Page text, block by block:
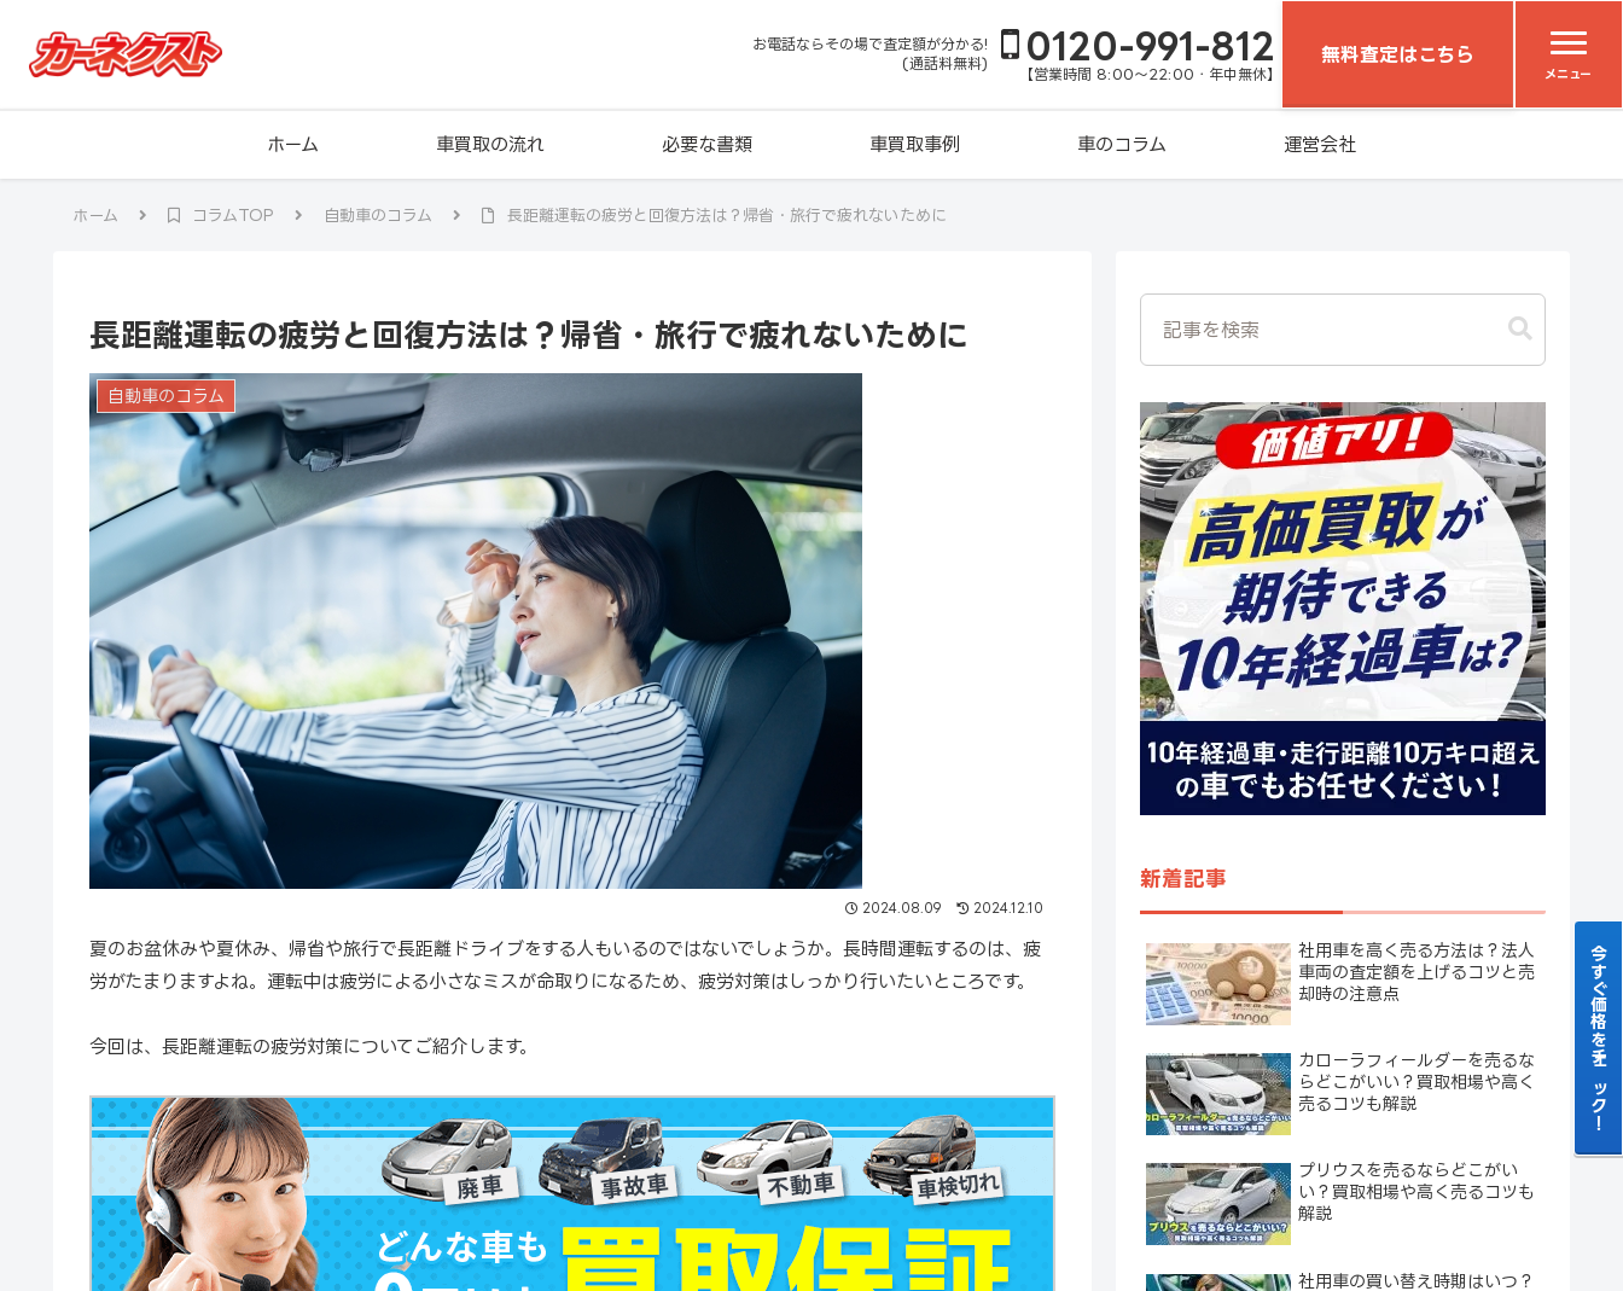
お電話ならその場で査定額が分かる!
(通話料無料)
0120-991-812
【営業時間 8:00～22:00・年中無休】
無料査定はこちら
メニュー
ホーム 車買取の流れ 必要な書類 車買取事例 車のコラム 運営会社
ホーム コラムTOP 自動車のコラム 長距離運転の疲労と回復方法は？帰省・旅行で疲れないために
長距離運転の疲労と回復方法は？帰省・旅行で疲れないために
自動車のコラム
2024.08.09 2024.12.10
夏のお盆休みや夏休み、帰省や旅行で長距離ドライブをする人もいるのではないでしょうか。長時間運転するのは、疲
労がたまりますよね。運転中は疲労による小さなミスが命取りになるため、疲労対策はしっかり行いたいところです。
今回は、長距離運転の疲労対策についてご紹介します。
新着記事
社用車を高く売る方法は？法人
車両の査定額を上げるコツと売
却時の注意点
カローラフィールダーを売るな
らどこがいい？買取相場や高く
売るコツも解説
プリウスを売るならどこがい
い？買取相場や高く売るコツも
解説
社用車の買い替え時期はいつ？
今すぐ価格をチェック！